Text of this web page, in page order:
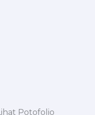
Potofolio